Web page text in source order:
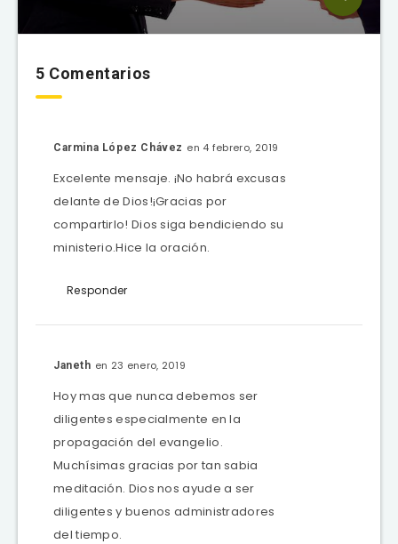
5 Comentarios
Carmina López Chávez en 4 febrero, 2019
Excelente mensaje. ¡No habrá excusas
delante de Dios!¡Gracias por
compartirlo! Dios siga bendiciendo su
ministerio.Hice la oración.
Responder
Janeth en 23 enero, 2019
Hoy mas que nunca debemos ser
diligentes especialmente en la
propagación del evangelio.
Muchísimas gracias por tan sabia
meditación. Dios nos ayude a ser
diligentes y buenos administradores
del tiempo.